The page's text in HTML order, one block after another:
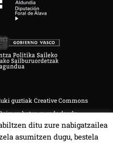
guztiak Creative Commons
baten mende daude.
ditu zure nabigatzailea
asumitzen dugu, bestela